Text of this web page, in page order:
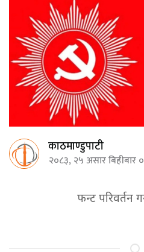
काठमाण्डुपाटी
२०८३, २५ असार
फन्ट परिवर्तन